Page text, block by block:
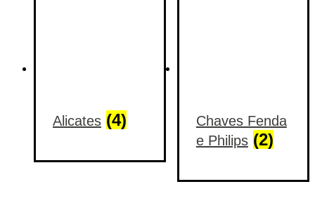
Etiquetas de produto
Alicates (4)
Chaves Fenda
e Philips (2)